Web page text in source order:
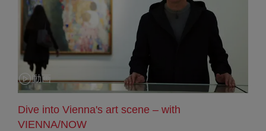
カテゴリー:
動画
Dive into Vienna's art scene – with
VIENNA/NOW